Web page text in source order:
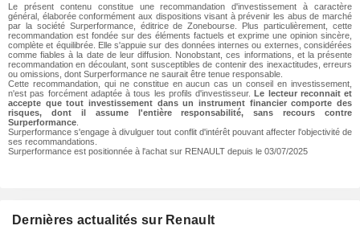
Le présent contenu constitue une recommandation d'investissement à caractère
général, élaborée conformément aux dispositions visant à prévenir les abus de marché
par la société Surperformance, éditrice de Zonebourse. Plus particulièrement, cette
recommandation est fondée sur des éléments factuels et exprime une opinion sincère,
complète et équilibrée. Elle s'appuie sur des données internes ou externes, considérées
comme fiables à la date de leur diffusion. Nonobstant, ces informations, et la présente
recommandation en découlant, sont susceptibles de contenir des inexactitudes, erreurs
ou omissions, dont Surperformance ne saurait être tenue responsable.
Cette recommandation, qui ne constitue en aucun cas un conseil en investissement,
n'est pas forcément adaptée à tous les profils d'investisseur.Le lecteur reconnait et
accepte que tout investissement dans un instrument financier comporte des
risques, dont il assume l'entière responsabilité, sans recours contre
Surperformance
Surperformance s'engage à divulguer tout conflit d'intérêt pouvant affecter l'objectivité de
ses recommandations.
Surperformance est positionnée à l'achat sur RENAULT depuis le 03/07/2025
Dernières actualités sur Renault